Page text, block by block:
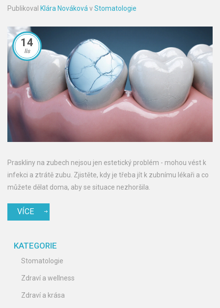
Publikoval Klára Nováková vStomatologie
14
lis
Praskliny na zubech nejsou jen estetický problém - mohou vést k
infekci a ztrátě zubu. Zjistěte, kdy je třeba jít k zubnímu lékaři a co
můžete dělat doma, aby se situace nezhoršila.
VÍCE
KATEGORIE
Stomatologie
Zdraví a wellness
Zdraví a krása